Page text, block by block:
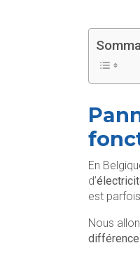
En
d’
est
Nous